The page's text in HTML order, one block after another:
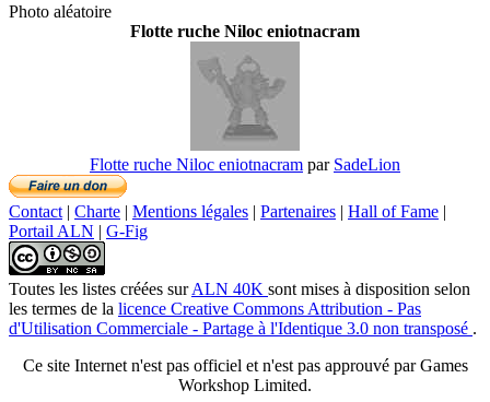
Photo aléatoire
Flotte ruche Niloc eniotnacram
Flotte ruche Niloc eniotnacram par SadeLion
Contact | Charte | Mentions légales | Partenaires | Hall of Fame |
Portail ALN | G-Fig
Toutes les listes créées surALN 40K sont mises à disposition selon
les termes de la licence Creative Commons Attribution - Pas
d'Utilisation Commerciale - Partage à l'Identique 3.0 non transposé .
Ce site Internet n'est pas officiel et n'est pas approuvé par Games
Workshop Limited.